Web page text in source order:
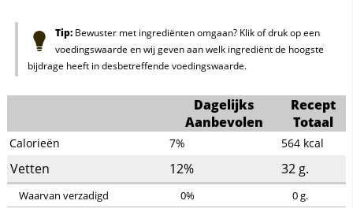
Tip:Bewuster met ingrediënten omgaan? Klik of druk op een
voedingswaarde en wij geven aan welk ingrediënt de hoogste
bijdrage heeft in desbetreffende voedingswaarde.
Dagelijks
Aanbevolen
Recept
Totaal
Calorieën 7% 564 kcal
Vetten 12% 32 g.
Waarvan verzadigd 0% 0g.